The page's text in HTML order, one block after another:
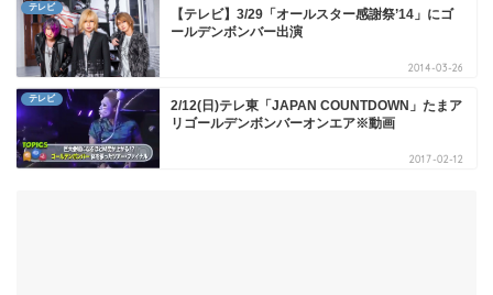
テレビ
【テレビ】3/29「オールスター感謝祭’14」にゴ
ールデンボンバー出演
2014-03-26
テレビ
2/12(日)テレ東「JAPAN COUNTDOWN」たまア
リゴールデンボンバーオンエア※動画
2017-02-12